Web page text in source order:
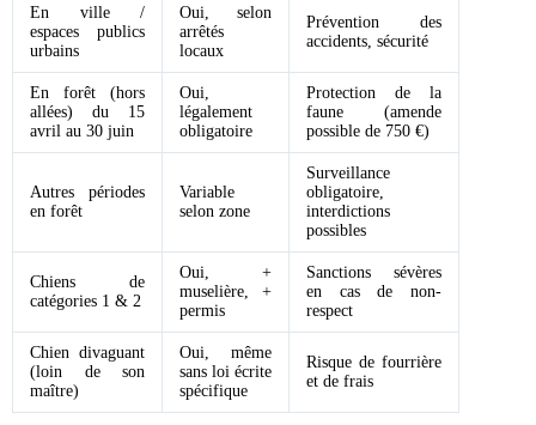
En ville /
espaces publics
urbains
Oui, selon
arrêtés
locaux
Prévention des
accidents, sécurité
En forêt (hors
allées) du 15
avril au 30 juin
Oui,
légalement
obligatoire
Protection de la
faune (amende
possible de 750 €)
Autres périodes
en forêt
Variable
selon zone
Surveillance
obligatoire,
interdictions
possibles
Chiens de
catégories 1 & 2
Oui, +
muselière, +
permis
Sanctions sévères
en cas de non-
respect
Chien divaguant
(loin de son
maître)
Oui, même
sans loi écrite
spécifique
Risque de fourrière
et de frais